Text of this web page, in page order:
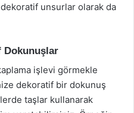
dekoratif unsurlar olarak da
Dokunuşlar
işlevi görmekle
dekoratif bir dokunuş
taşlar kullanarak